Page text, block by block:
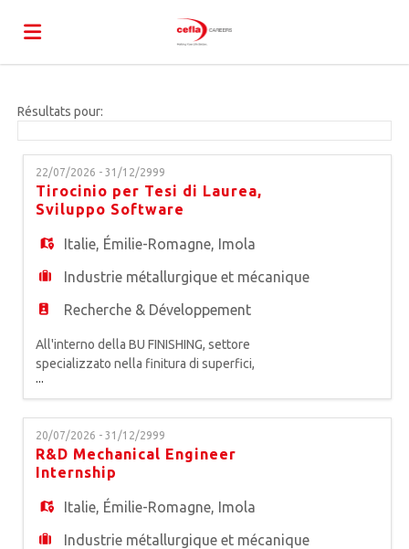
Emplois
Déposez
votre
CV
Connexion
Langue
FR
IT
Résultats pour:
22/07/2026 - 31/12/2999
Tirocinio per Tesi di Laurea,
Sviluppo Software
Italie, Émilie-Romagne, Imola
Industrie métallurgique et mécanique
Recherche & Développement
All'interno della BU FINISHING, settore
specializzato nella finitura di superfici,
produttore di macchine e impianti di verniciatura,
stampa digitale industriale, decorazione e
ricopertura, con progetti "chiavi in mano" per il
mercato del legno, del vetro, della plastica, della
ceramica, del fibrocemento, dei materiali
compositi e del metallo, siam
...
20/07/2026 - 31/12/2999
R&D Mechanical Engineer
Internship
Italie, Émilie-Romagne, Imola
Industrie métallurgique et mécanique